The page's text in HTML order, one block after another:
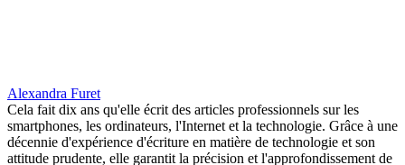
Alexandra Furet
Cela fait dix ans qu'elle écrit des articles professionnels sur les
smartphones, les ordinateurs, l'Internet et la technologie. Grâce à une
décennie d'expérience d'écriture en matière de technologie et son
attitude prudente, elle garantit la précision et l'approfondissement de